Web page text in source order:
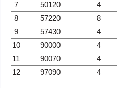
7
50120
4
8
57220
8
9
57430
4
10
90000
4
11
90070
4
12
97090 4